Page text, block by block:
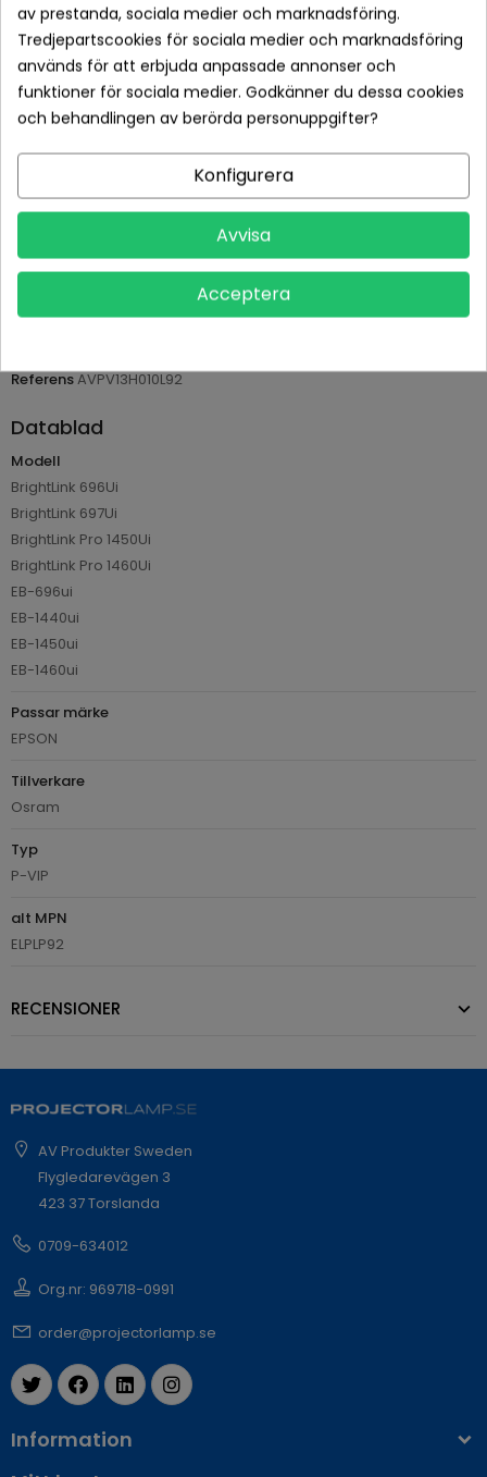
Betala tryggt med Klarna checkout
Leveranstid normalt 1-2 dagar med spårbar frakt
Returvillkor 14 dagars öppet köp (se köpvillkor)
PRODUKTDETALJER
ReferensAVPV13H010L92
Datablad
Modell
BrightLink 696Ui
BrightLink 697Ui
BrightLink Pro 1450Ui
BrightLink Pro 1460Ui
EB-696ui
EB-1440ui
EB-1450ui
EB-1460ui
Passar märke
EPSON
Tillverkare
Osram
Typ
P-VIP
alt MPN
ELPLP92
RECENSIONER
AV Produkter Sweden
Flygledarevägen 3
423 37 Torslanda
0709-634012
Org.nr: 969718-0991
order@projectorlamp.se
Information
av prestanda, sociala medier och marknadsföring.
Tredjepartscookies för sociala medier och marknadsföring
används för att erbjuda anpassade annonser och
funktioner för sociala medier. Godkänner du dessa cookies
och behandlingen av berörda personuppgifter?
Konfigurera
Avvisa
Acceptera